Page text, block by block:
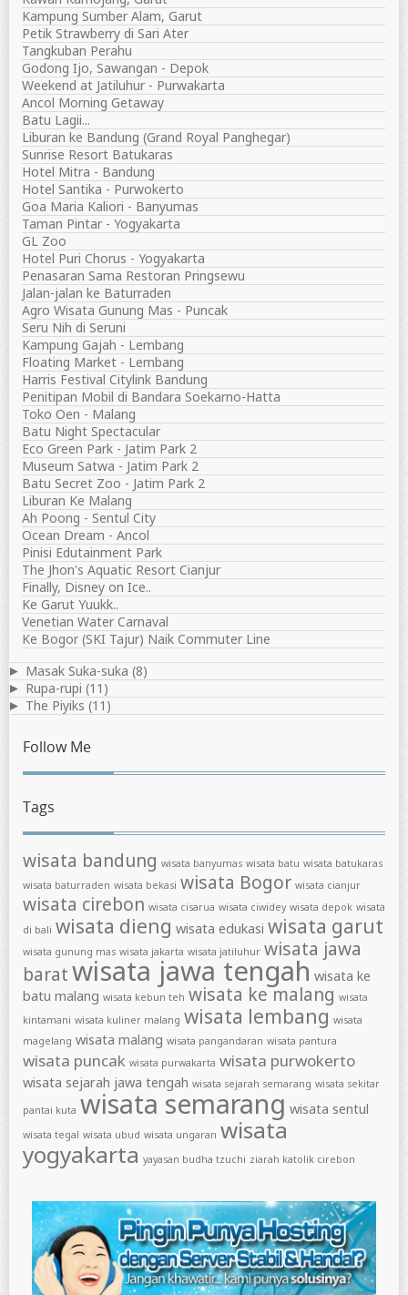
Kampung Sumber Alam, Garut
Petik Strawberry di Sari Ater
Tangkuban Perahu
Godong Ijo, Sawangan - Depok
Weekend at Jatiluhur - Purwakarta
Ancol Morning Getaway
Batu Lagii...
Liburan ke Bandung (Grand Royal Panghegar)
Sunrise Resort Batukaras
Hotel Mitra - Bandung
Hotel Santika - Purwokerto
Goa Maria Kaliori - Banyumas
Taman Pintar - Yogyakarta
GL Zoo
Hotel Puri Chorus - Yogyakarta
Penasaran Sama Restoran Pringsewu
Jalan-jalan ke Baturraden
Agro Wisata Gunung Mas - Puncak
Seru Nih di Seruni
Kampung Gajah - Lembang
Floating Market - Lembang
Harris Festival Citylink Bandung
Penitipan Mobil di Bandara Soekarno-Hatta
Toko Oen - Malang
Batu Night Spectacular
Eco Green Park - Jatim Park 2
Museum Satwa - Jatim Park 2
Batu Secret Zoo - Jatim Park 2
Liburan Ke Malang
Ah Poong - Sentul City
Ocean Dream - Ancol
Pinisi Edutainment Park
The Jhon's Aquatic Resort Cianjur
Finally, Disney on Ice..
Ke Garut Yuukk..
Venetian Water Carnaval
Ke Bogor (SKI Tajur) Naik Commuter Line
► Masak Suka-suka (8)
► Rupa-rupi (11)
► The Piyiks (11)
Follow Me
Tags
wisata bandung wisata banyumas wisata batu wisata batukaras
wisata baturraden wisata bekasi wisata Bogor wisata cianjur
wisata cirebon wisata cisarua wisata ciwidey wisata depok wisata
di bali wisata dieng wisata edukasi wisata garut
wisata gunung mas wisata jakarta wisata jatiluhur wisata jawa
baratwisata jawa tengah wisata ke
batu malang wisata kebun teh wisata ke malang wisata
kintamani wisata kuliner malang wisata lembang wisata
magelang wisata malang wisata pangandaran wisata pantura
wisata puncak wisata purwakarta wisata purwokerto
wisata sejarah jawa tengah wisata sejarah semarang wisata sekitar
pantai kuta wisata semarang wisata sentul
wisata tegal wisata ubud wisata ungaran wisata
yogyakarta yayasan budha tzuchi ziarah katolik cirebon